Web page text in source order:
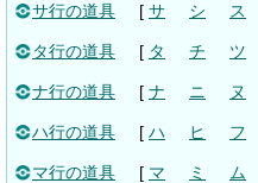
サ行の道具 [ サ シ ス
タ行の道具 [ タ チ ツ
ナ行の道具 [ ナ ニ ヌ
ハ行の道具 [ ハ ヒ フ
マ行の道具 [ マ ミ ム